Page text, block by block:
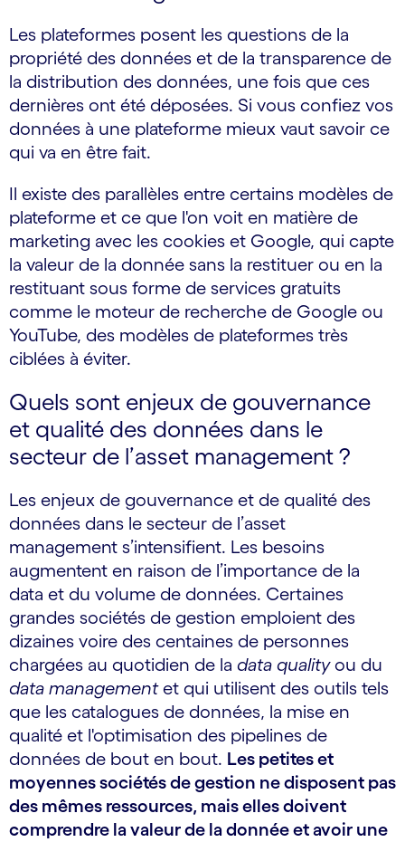
Les plateformes posent les questions de la
propriété des données et de la transparence de
la distribution des données, une fois que ces
dernières ont été déposées. Si vous confiez vos
données à une plateforme mieux vaut savoir ce
qui va en être fait.
Il existe des parallèles entre certains modèles de
plateforme et ce que l'on voit en matière de
marketing avec les cookies et Google, qui capte
la valeur de la donnée sans la restituer ou en la
restituant sous forme de services gratuits
comme le moteur de recherche de Google ou
YouTube, des modèles de plateformes très
ciblées à éviter.
Quels sont enjeux de gouvernance
et qualité des données dans le
secteur de l’asset management ?
Les enjeux de gouvernance et de qualité des
données dans le secteur de l’asset
management s’intensifient. Les besoins
augmentent en raison de l’importance de la
data et du volume de données. Certaines
grandes sociétés de gestion emploient des
dizaines voire des centaines de personnes
chargées au quotidien de la data qualityou du
data managementet qui utilisent des outils tels
que les catalogues de données, la mise en
qualité et l'optimisation des pipelines de
données de bout en bout. Les petites et
moyennes sociétés de gestion ne disposent pas
des mêmes ressources, mais elles doivent
comprendre la valeur de la donnée et avoir une